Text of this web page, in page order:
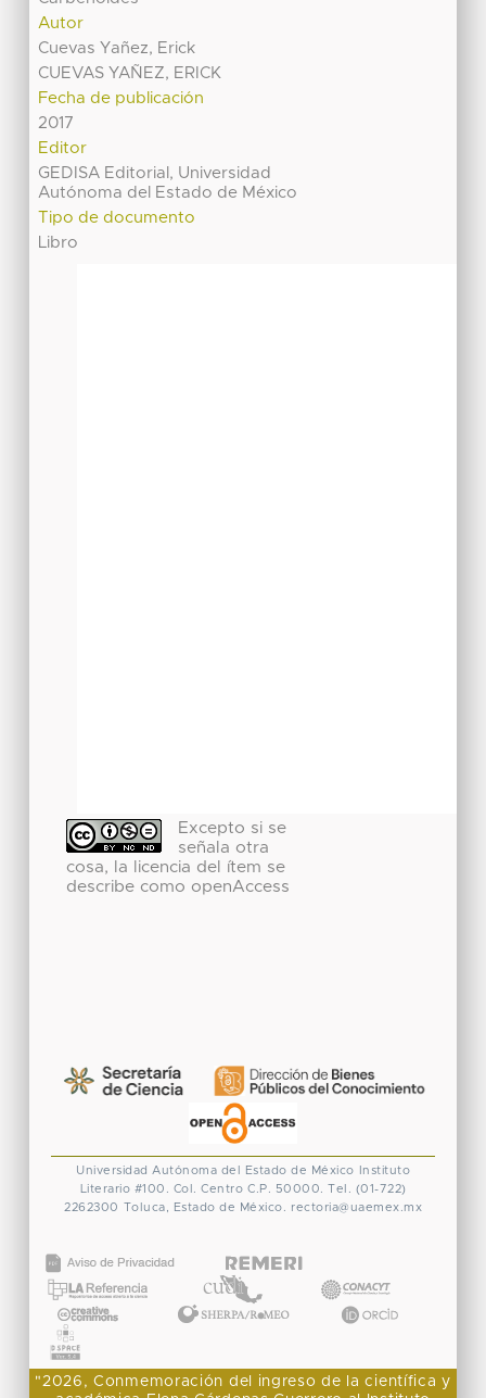
Autor
Cuevas Yañez, Erick
CUEVAS YAÑEZ, ERICK
Fecha de publicación
2017
Editor
GEDISA Editorial, Universidad
Autónoma del Estado de México
Tipo de documento
Libro
Excepto si se
señala otra
cosa, la licencia del ítem se
describe como openAccess
Universidad Autónoma del Estado de México
Instituto
Literario #100. Col. Centro C.P. 50000. Tel. (01-722)
2262300 Toluca, Estado de México. rectoria@uaemex.mx
"2026, Conmemoración del ingreso de la científica y